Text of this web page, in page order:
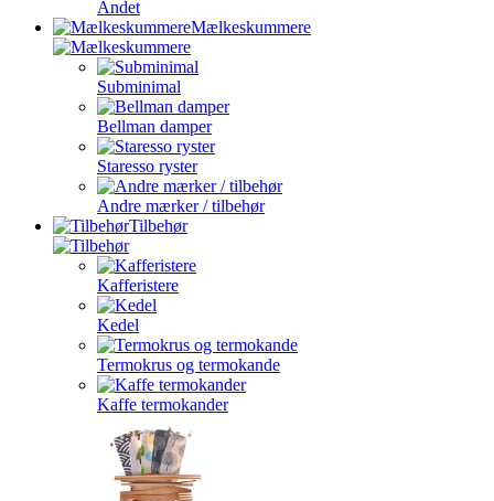
Andet
Mælkeskummere
Subminimal
Bellman damper
Staresso ryster
Andre mærker / tilbehør
Tilbehør
Kafferistere
Kedel
Termokrus og termokande
Kaffe termokander